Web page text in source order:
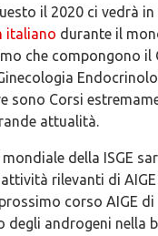
il 2020 ci vedrà in
italiano durante il
che compongono il
sono Corsi
attualità.
della ISGE
rilevanti di
corso AIGE di
degli androgeni nella